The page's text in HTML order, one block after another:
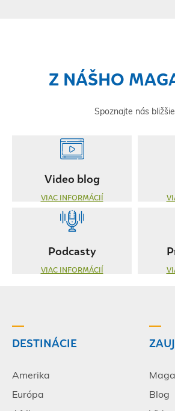
Z NÁŠHO
Spoznajte nás bližšie
Video blog
VIAC INFORMÁCIÍ
Podcasty
VIAC INFORMÁCIÍ
DESTINÁCIE
Amerika
Európa
Blog